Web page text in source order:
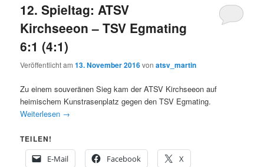
12. Spieltag: ATSV
Kirchseeon – TSV Egmating
6:1 (4:1)
Veröffentlicht am13. November 2016vonatsv_martin
Zu einem souveränen Sieg kam der ATSV Kirchseeon auf
heimischem Kunstrasenplatz gegen den TSV Egmating.
Weiterlesen →
TEILEN!
E-Mail
Facebook X